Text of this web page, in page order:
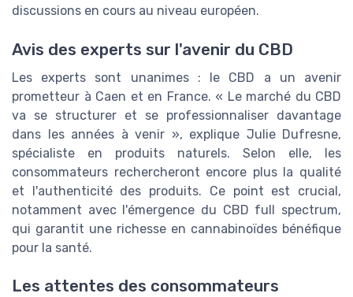
discussions en cours au niveau européen.
Avis des experts sur l'avenir du CBD
Les experts sont unanimes : le CBD a un avenir
prometteur à Caen et en France. « Le marché du CBD
va se structurer et se professionnaliser davantage
dans les années à venir », explique Julie Dufresne,
spécialiste en produits naturels. Selon elle, les
consommateurs rechercheront encore plus la qualité
et l'authenticité des produits. Ce point est crucial,
notamment avec l'émergence du CBD full spectrum,
qui garantit une richesse en cannabinoïdes bénéfique
pour la santé.
Les attentes des consommateurs